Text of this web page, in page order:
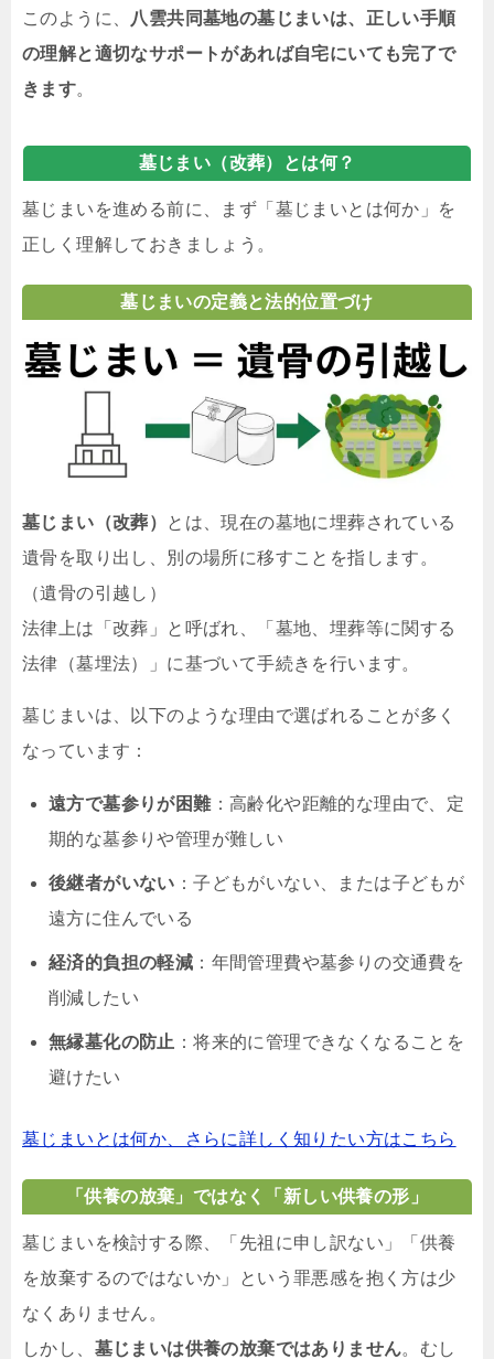
このように、 八雲共同墓地の墓じまいは、正しい手順
の理解と適切なサポートがあれば自宅にいても完了で
きます。
墓じまい（改葬）とは何？
墓じまいを進める前に、まず「墓じまいとは何か」を
正しく理解しておきましょう。
墓じまいの定義と法的位置づけ
墓じまい（改葬）
とは、現在の墓地に埋葬されている
遺骨を取り出し、別の場所に移すことを指します。
（遺骨の引越し）
法律上は「改葬」と呼ばれ、「墓地、埋葬等に関する
法律（墓埋法）」に基づいて手続きを行います。
墓じまいは、以下のような理由で選ばれることが多く
なっています：
遠方で墓参りが困難：高齢化や距離的な理由で、定
期的な墓参りや管理が難しい
後継者がいない ：子どもがいない、または子どもが
遠方に住んでいる
経済的負担の軽減 ：年間管理費や墓参りの交通費を
削減したい
無縁墓化の防止 ：将来的に管理できなくなることを
避けたい
墓じまいとは何か、さらに詳しく知りたい方はこちら
「供養の放棄」ではなく「新しい供養の形」
墓じまいを検討する際、「先祖に申し訳ない」「供養
を放棄するのではないか」という罪悪感を抱く方は少
なくありません。
しかし、 墓じまいは供養の放棄ではありません。むし